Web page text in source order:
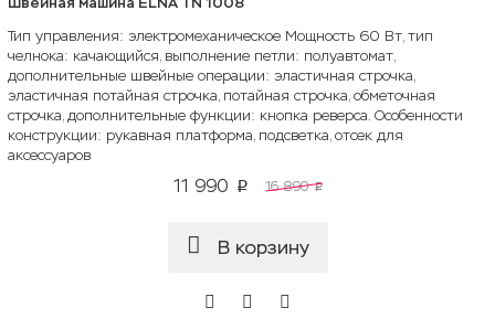
Тип управления: электромеханическое Мощность 60 Вт, тип
челнока: качающийся, выполнение петли: полуавтомат,
дополнительные швейные операции: эластичная строчка,
эластичная потайная строчка, потайная строчка, обметочная
строчка, дополнительные функции: кнопка реверса. Особенности
конструкции: рукавная платформа, подсветка, отсек для
аксессуаров
11 990 p 16 890 p
В корзину